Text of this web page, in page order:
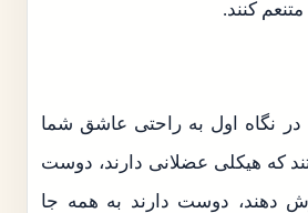
کنند.
در نگاه اول به راحتی عاشق شما
که هیکلی عضلانی دارند، دوست
دهند، دوست دارند به همه جا